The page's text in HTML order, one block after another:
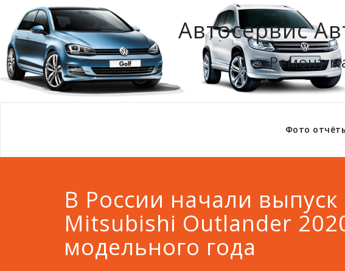
Автосервис
Ремонт
Фото
В России начали выпуск
Mitsubishi Outlander
модельного года